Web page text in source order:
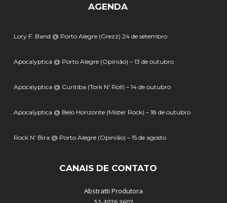
AGENDA
Lory F. Band @ Porto Alegre (Grezz) 24 de setembro
Apocalyptica @ Porto Alegre (Opinião) – 13 de outubro
Apocalyptica @ Curitiba (Tork N' Roll) – 14 de outubro
Apocalyptica @ Belo Horizonte (Mister Rock) – 18 de outubro
Rock N’ Bira @ Porto Alegre (Opinião) – 15 de agosto
CANAIS DE CONTATO
Abstratti Produtora